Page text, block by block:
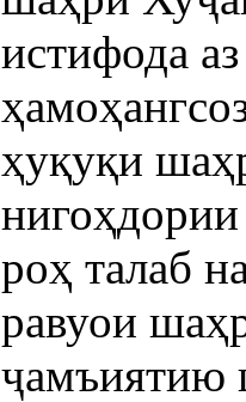
истифода
ҳуқуқи
нигоҳдории
роҳ талаб
равуои
ҷамъиятию